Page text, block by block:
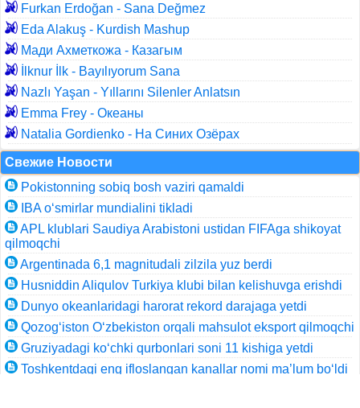
Furkan Erdoğan - Sana Değmez
Eda Alakuş - Kurdish Mashup
Мади Ахметкожа - Казагым
İlknur İlk - Bayılıyorum Sana
Nazlı Yaşan - Yıllarını Silenler Anlatsın
Emma Frey - Океаны
Natalia Gordienko - На Синих Озёрах
Свежие Новости
Pokistonning sobiq bosh vaziri qamaldi
IBA o‘smirlar mundialini tikladi
APL klublari Saudiya Arabistoni ustidan FIFAga shikoyat
qilmoqchi
Argentinada 6,1 magnitudali zilzila yuz berdi
Husniddin Aliqulov Turkiya klubi bilan kelishuvga erishdi
Dunyo okeanlaridagi harorat rekord darajaga yetdi
Qozog‘iston O‘zbekiston orqali mahsulot eksport qilmoqchi
Gruziyadagi ko‘chki qurbonlari soni 11 kishiga yetdi
Toshkentdagi eng ifloslangan kanallar nomi ma’lum bo‘ldi